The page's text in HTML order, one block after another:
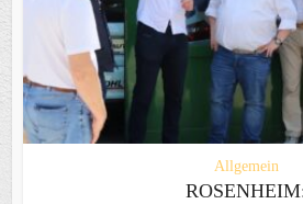
Allgemein